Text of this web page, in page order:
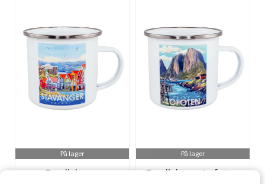
På lager
Emaljekopp,
På lager
Emaljekopp, Lofoten,